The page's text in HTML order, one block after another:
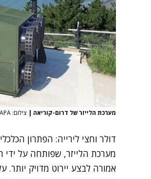
מערכת הלייזר של דרום-קוריאה | צילום: DAPA
דולר וחצי לירייה: הפתרון
מערכת הלייזר, שפותחה על ידי